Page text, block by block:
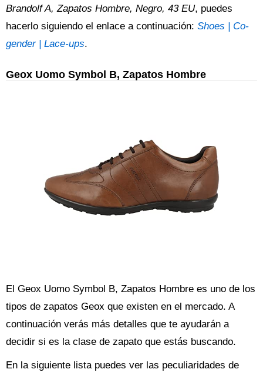
Brandolf A, Zapatos Hombre, Negro, 43 EU, puedes
hacerlo siguiendo el enlace a continuación: Shoes | Co-
gender | Lace-ups.
Geox Uomo Symbol B, Zapatos Hombre
El Geox Uomo Symbol B, Zapatos Hombre es uno de los
tipos de zapatos Geox que existen en el mercado. A
continuación verás más detalles que te ayudarán a
decidir si es la clase de zapato que estás buscando.
En la siguiente lista puedes ver las peculiaridades de